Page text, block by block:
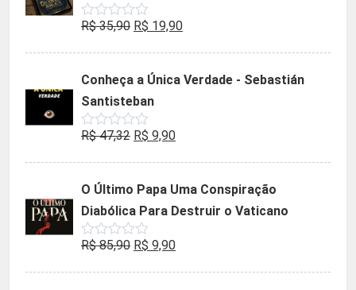
Avaliação
de
R$35,90 O
era:
R$ 35,90.
R$ 19,90O
é:
Conheça a Única Verdade - Sebastián
Santisteban
Avaliação
de
R$47,32 O
era:
R$ 47,32.
R$ 9,90O
é:
R$ 9,90.
O Último Papa Uma Conspiração
Diabólica Para Destruir o Vaticano
Avaliação
de
R$85,90 O
R$ 9,90O